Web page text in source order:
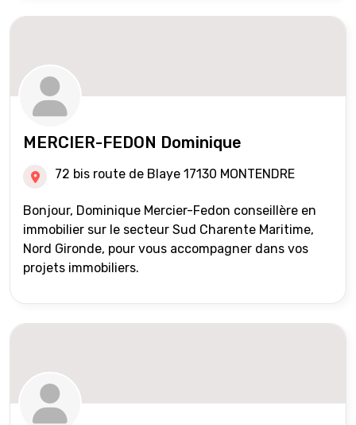
MERCIER-FEDON Dominique
72 bis route de Blaye 17130 MONTENDRE
Bonjour, Dominique Mercier-Fedon conseillère en
immobilier sur le secteur Sud Charente Maritime,
Nord Gironde, pour vous accompagner dans vos
projets immobiliers.